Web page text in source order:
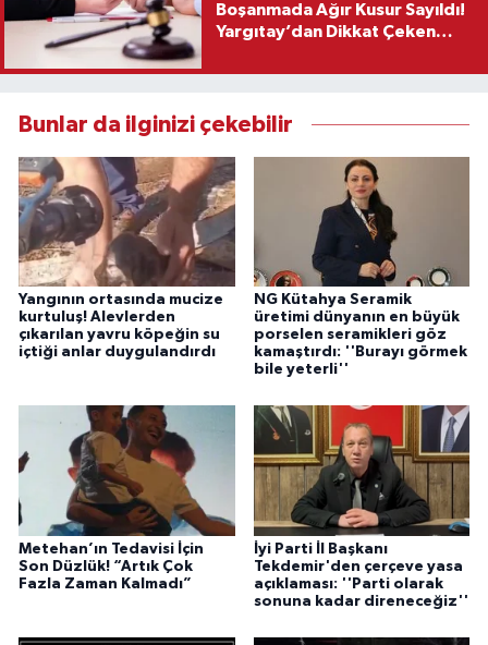
Boşanmada Ağır Kusur Sayıldı!
Yargıtay’dan Dikkat Çeken
Bunlar da ilginizi çekebilir
Yangının ortasında mucize
kurtuluş! Alevlerden
çıkarılan yavru köpeğin su
içtiği anlar duygulandırdı
NG Kütahya Seramik
üretimi dünyanın en büyük
porselen seramikleri göz
kamaştırdı: ''Burayı görmek
bile yeterli''
Metehan’ın Tedavisi İçin
Son Düzlük! “Artık Çok
Fazla Zaman Kalmadı”
İyi Parti İl Başkanı
Tekdemir'den çerçeve yasa
açıklaması: ''Parti olarak
sonuna kadar direneceğiz''